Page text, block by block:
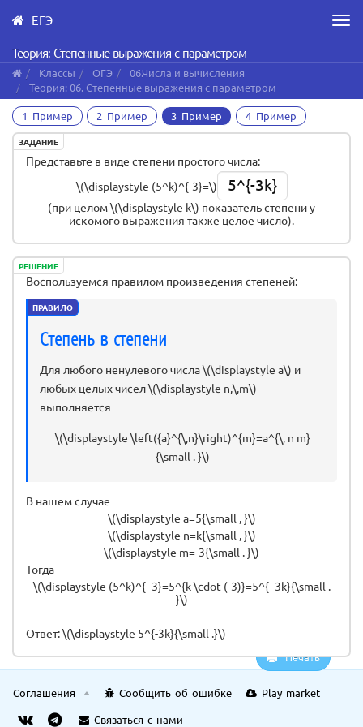
Skip
to
main
content
ЕГЭ
Теория: Степенные выражения с параметром
Классы ОГЭ
06.Числа и вычисления
Теория: 06. Степенные выражения с параметром
Печать
1 Пример 2 Пример 3 Пример 4 Пример
ЗАДАНИЕ
Представьте в виде степени простого числа:
\(\displaystyle (5^k)^{-3}=\)
5^{-3k}
(при целом \(\displaystyle k\) показатель степени у
искомого выражения также целое число).
РЕШЕНИЕ
Воспользуемся правилом произведения степеней:
ПРАВИЛО
Cтепень в степени
Для любого ненулевого числа \(\displaystyle a\) и
любых целых чисел \(\displaystyle n,\,m\)
выполняется
\(\displaystyle \left({a}^{\,n}\right)^{m}=a^{\, n m}
{\small . }\)
В нашем случае
\(\displaystyle a=5{\small , }\)
\(\displaystyle n=k{\small , }\)
\(\displaystyle m=-3{\small . }\)
Тогда
\(\displaystyle (5^k)^{ -3}=5^{k \cdot (-3)}=5^{ -3k}{\small .
}\)
Ответ: \(\displaystyle 5^{-3k}{\small .}\)
Соглашения Сообщить об ошибке
Play market
Связаться с нами